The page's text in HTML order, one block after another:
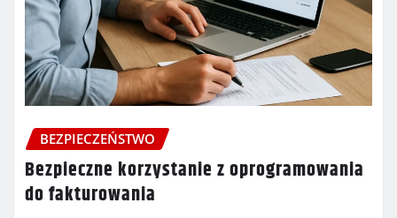
BEZPIECZEŃSTWO
Bezpieczne korzystanie z oprogramowania
do fakturowania